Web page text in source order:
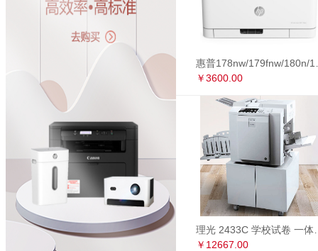
￥3600.00
￥12667.00